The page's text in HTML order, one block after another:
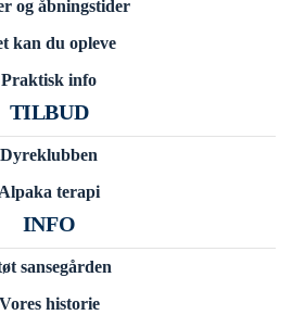
og åbningstider
kan du opleve
Praktisk info
TILBUD
Dyreklubben
Alpaka terapi
INFO
sansegården
Vores historie